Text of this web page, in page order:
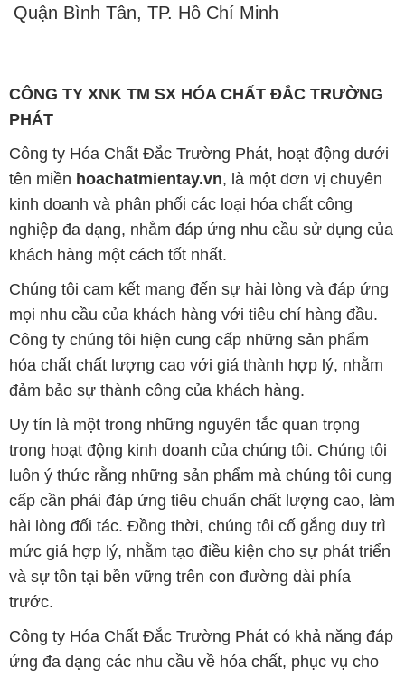
Quận Bình Tân, TP. Hồ Chí Minh
CÔNG TY XNK TM SX HÓA CHẤT ĐẮC TRƯỜNG
PHÁT
Công ty Hóa Chất Đắc Trường Phát, hoạt động dưới
tên miền hoachatmientay.vn, là một đơn vị chuyên
kinh doanh và phân phối các loại hóa chất công
nghiệp đa dạng, nhằm đáp ứng nhu cầu sử dụng của
khách hàng một cách tốt nhất.
Chúng tôi cam kết mang đến sự hài lòng và đáp ứng
mọi nhu cầu của khách hàng với tiêu chí hàng đầu.
Công ty chúng tôi hiện cung cấp những sản phẩm
hóa chất chất lượng cao với giá thành hợp lý, nhằm
đảm bảo sự thành công của khách hàng.
Uy tín là một trong những nguyên tắc quan trọng
trong hoạt động kinh doanh của chúng tôi. Chúng tôi
luôn ý thức rằng những sản phẩm mà chúng tôi cung
cấp cần phải đáp ứng tiêu chuẩn chất lượng cao, làm
hài lòng đối tác. Đồng thời, chúng tôi cố gắng duy trì
mức giá hợp lý, nhằm tạo điều kiện cho sự phát triển
và sự tồn tại bền vững trên con đường dài phía
trước.
Công ty Hóa Chất Đắc Trường Phát có khả năng đáp
ứng đa dạng các nhu cầu về hóa chất, phục vụ cho